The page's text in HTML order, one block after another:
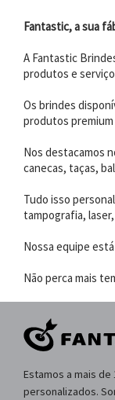
Fantastic, a sua
A Fantastic
produtos e
Os brindes
produtos premium
Nos destacamos
canecas, taças,
Tudo isso
tampografia,
Nossa equipe
Não perca mais
Estamos a mais
personalizados.